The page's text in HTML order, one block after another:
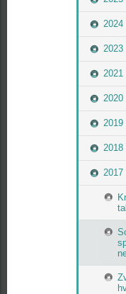
2024
2023
2021
2020
2019
2018
2017